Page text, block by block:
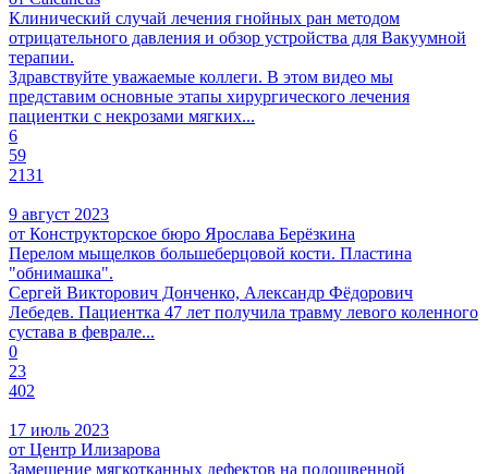
Клинический случай лечения гнойных ран методом
отрицательного давления и обзор устройства для Вакуумной
терапии.
Здравствуйте уважаемые коллеги. В этом видео мы
представим основные этапы хирургического лечения
пациентки с некрозами мягких...
6
59
2131
9 август 2023
от Конструкторское бюро Ярослава Берёзкина
Перелом мыщелков большеберцовой кости. Пластина
"обнимашка".
Сергей Викторович Донченко, Александр Фёдорович
Лебедев. Пациентка 47 лет получила травму левого коленного
сустава в феврале...
0
23
402
17 июль 2023
от Центр Илизарова
Замещение мягкотканных дефектов на подошвенной